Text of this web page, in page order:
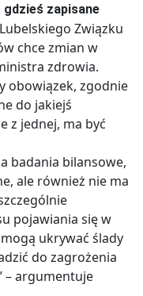
zapisane
Związku
chce zmian w
zdrowia.
obowiązek, zgodnie
do jakiejś
z jednej, ma być
badania bilansowe,
ale również nie ma
pojawiania się w
ukrywać ślady
do zagrożenia
– argumentuje